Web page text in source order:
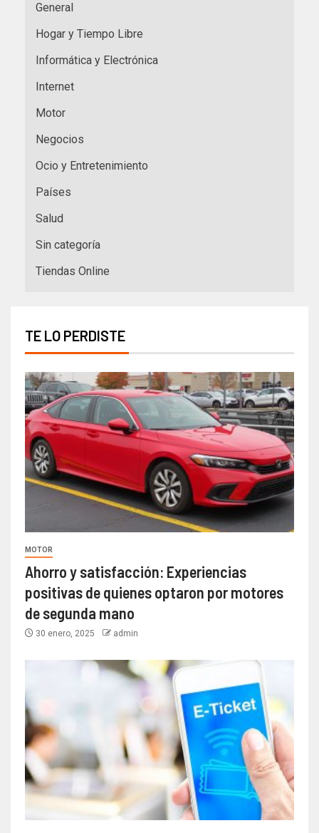
General
Hogar y Tiempo Libre
Informática y Electrónica
Internet
Motor
Negocios
Ocio y Entretenimiento
Países
Salud
Sin categoría
Tiendas Online
TE LO PERDISTE
MOTOR
Ahorro y satisfacción: Experiencias
positivas de quienes optaron por motores
de segunda mano
30 enero, 2025 admin